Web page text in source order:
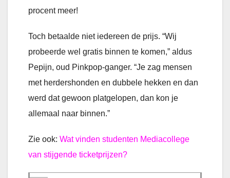
procent meer!
Toch betaalde niet iedereen de prijs. “Wij
probeerde wel gratis binnen te komen,” aldus
Pepijn, oud Pinkpop-ganger. “Je zag mensen
met herdershonden en dubbele hekken en dan
werd dat gewoon platgelopen, dan kon je
allemaal naar binnen.”
Zie ook: Wat vinden studenten Mediacollege
van stijgende ticketprijzen?